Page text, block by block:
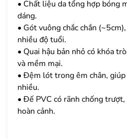
• Chất liệu da tổng hợp bóng
dáng.
• Gót vuông chắc chắn
nhiều độ tuổi.
• Quai hậu bản nhỏ có khóa
và mềm mại.
• Đệm lót trong êm chân,
nhiều.
• Đế PVC có rãnh chống
hoàn cảnh.